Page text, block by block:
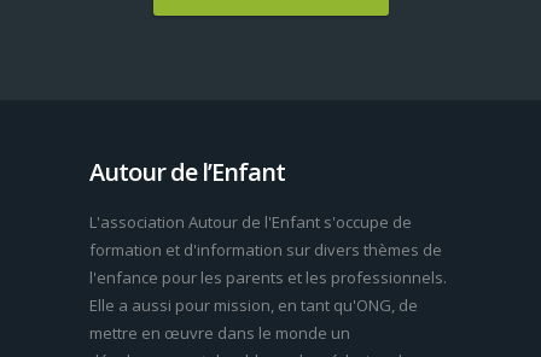
Autour de l’Enfant
L'association Autour de l'Enfant s'occupe de
formation et d'information sur divers thèmes de
l'enfance pour les parents et les professionnels.
Elle a aussi pour mission, en tant qu'ONG, de
mettre en œuvre dans le monde un